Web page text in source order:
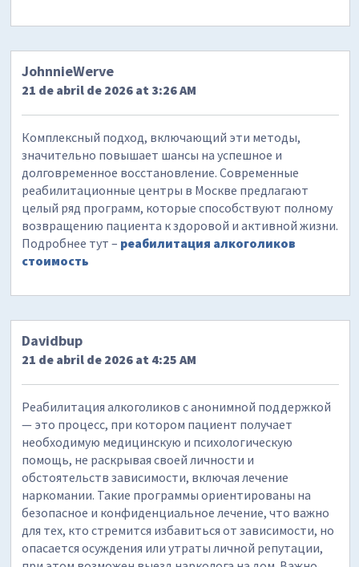
JohnnieWerve
21 de abril de 2026 at 3:26 AM
Комплексный подход, включающий эти методы,
значительно повышает шансы на успешное и
долговременное восстановление. Современные
реабилитационные центры в Москве предлагают
целый ряд программ, которые способствуют полному
возвращению пациента к здоровой и активной жизни.
Подробнее тут – реабилитация алкоголиков
стоимость
Davidbup
21 de abril de 2026 at 4:25 AM
Реабилитация алкоголиков с анонимной поддержкой
— это процесс, при котором пациент получает
необходимую медицинскую и психологическую
помощь, не раскрывая своей личности и
обстоятельств зависимости, включая лечение
наркомании. Такие программы ориентированы на
безопасное и конфиденциальное лечение, что важно
для тех, кто стремится избавиться от зависимости, но
опасается осуждения или утраты личной репутации,